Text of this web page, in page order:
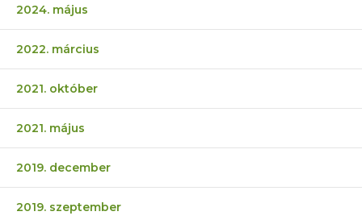
2024. május
2022. március
2021. október
2021. május
2019. december
2019. szeptember